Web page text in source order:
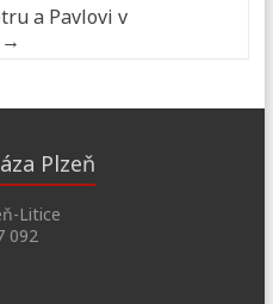
a Pavlovi v
→
Plzeň
Litice
092